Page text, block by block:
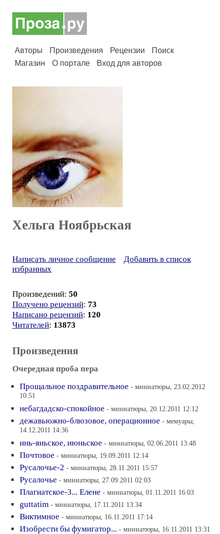
Авторы Произведения Рецензии
Поиск
Магазин
О портале Вход для авторов
Хельга Ноябрьская
Написать личное сообщение
Добавить в список
избранных
Произведений: 50
Получено рецензий: 73
Написано рецензий: 120
Читателей: 13873
Произведения
Очередная проба пера
Прощальное поздравительное - миниатюры, 23.02.2012
10:51
небагдадско-спокойное - миниатюры, 20.12.2011 12:12
дежавьюжно-блюзовое, операционное - мемуары,
14.12.2011 14:36
инь-яньское, июньское - миниатюры, 02.06.2011 13:48
Почтовое - миниатюры, 19.09.2011 12:14
Русалочье-2 - миниатюры, 28.11.2011 15:57
Русалочье - миниатюры, 27.09.2011 02:03
Плагиатское-3... Елене - миниатюры, 01.11.2011 16:03
guttatim - миниатюры, 17.11.2011 13:34
Виктимное - миниатюры, 16.11.2011 17:14
Изобрести бы фумигатор... - миниатюры, 16.11.2011 13:31